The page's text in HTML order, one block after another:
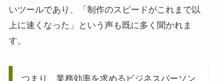
いツールであり、「制作のスピードがこれまで以
上に速くなった」という声も既に多く聞かれま
す。
つまり、業務効率を求めるビジネスパーソン